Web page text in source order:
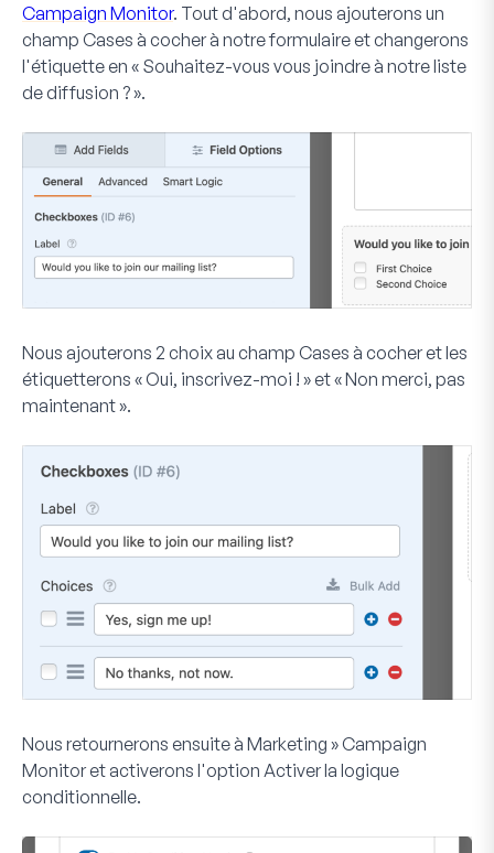
Campaign Monitor. Tout d'abord, nous ajouterons un
champ Cases à cocher à notre formulaire et changerons
l'étiquette en « Souhaitez-vous vous joindre à notre liste
de diffusion ? ».
Nous ajouterons 2 choix au champ Cases à cocher et les
étiquetterons « Oui, inscrivez-moi ! » et « Non merci, pas
maintenant ».
Nous retournerons ensuite à Marketing » Campaign
Monitoret activerons l'option Activer la logique
conditionnelle.